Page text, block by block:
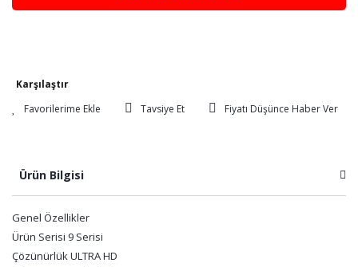
Karşılaştır
Tavsiye Et
Fiyatı Düşünce Haber Ver
Ürün Bilgisi
Genel Özellikler
Ürün Serisi 9 Serisi
Çözünürlük ULTRA HD